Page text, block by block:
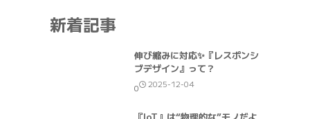
新着記事
伸び縮みに対応✨『レスポンシ
ブデザイン』って？
0 2025-12-04
『IoT』は“物理的な”モノだよ